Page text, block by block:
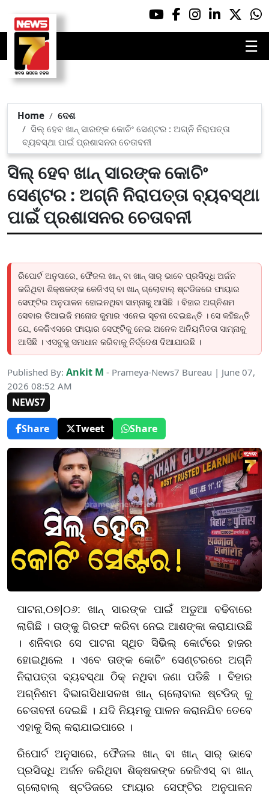
☰
Home
ଦେଶ
ସିଲ୍ ହେବ ଖାନ୍ ସାରଙ୍କ କୋଚିଂ ସେଣ୍ଟର : ଅଗ୍ନି ନିରାପତ୍ତା
ବ୍ୟବସ୍ଥା ପାଇଁ ପ୍ରଶାସନର ଚେତାବନୀ
ସିଲ୍ ହେବ ଖାନ୍ ସାରଙ୍କ କୋଚିଂ
ସେଣ୍ଟର : ଅଗ୍ନି ନିରାପତ୍ତା ବ୍ୟବସ୍ଥା
ପାଇଁ ପ୍ରଶାସନର ଚେତାବନୀ
ରିପୋର୍ଟ ଅନୁସାରେ, ଫୈଜଲ ଖାନ୍ ବା ଖାନ୍ ସାର୍ ଭାବେ ପ୍ରସିଦ୍ଧି ଅର୍ଜନ
କରିଥିବା ଶିକ୍ଷକଙ୍କ କେଜିଏସ୍ ବା ଖାନ୍ ଗ୍ଲୋବାଲ୍ ଷ୍ଟଡିଜରେ ଫାୟାର
ସେଫ୍ଟିର ଅନୁପାଳନ ହୋଇନଥିବା ସାମ୍ନାକୁ ଆସିଛି । ବିହାର ଅଗ୍ନିଶମ
ସେବାର ଡିଆଇଜି ମନୋଜ କୁମାର ଏନେଇ ସୂଚନା ଦେଇଛନ୍ତି । ସେ କହିଛନ୍ତି
ଯେ, କେଜିଏସରେ ଫାୟାର ସେଫ୍ଟିକୁ ନେଇ ଅନେକ ଅନିୟମିତତା ସାମ୍ନାକୁ
ଆସିଛି । ଏସବୁକୁ ସମାଧାନ କରିବାକୁ ନିର୍ଦ୍ଦେଶ ଦିଆଯାଇଛି ।
Published By: Ankit M - Prameya-News7 Bureau | June 07,
2026 08:52 AM
NEWS7
Share
Tweet Share
ପାଟନା,୦୭|୦୬: ଖାନ୍ ସାରଙ୍କ ପାଇଁ ଅଡୁଆ ବଢିବାରେ
ଲାଗିଛି । ତାଙ୍କୁ ଗିରଫ କରିବା ନେଇ ଆଶଙ୍କା କରାଯାଉଛି
। ଶନିବାର ସେ ପାଟନା ସ୍ଥିତ ସିଭିଲ୍ କୋର୍ଟରେ ହାଜର
ହୋଇଥିଲେ । ଏବେ ତାଙ୍କ କୋଚିଂ ସେଣ୍ଟରରେ ଅଗ୍ନି
ନିରାପତ୍ତା ବ୍ୟବସ୍ଥା ଠିକ୍ ନଥିବା ଜଣା ପଡିଛି । ବିହାର
ଅଗ୍ନିଶମ ବିଭାଗସିଧାସଳଖ ଖାନ୍ ଗ୍ଲୋବାଲ ଷ୍ଟଡିଜ୍ କୁ
ଚେତାବନୀ ଦେଇଛି । ଯଦି ନିୟମକୁ ପାଳନ କରାନଯିବ ତେବେ
ଏହାକୁ ସିଲ୍ କରାଯାଇପାରେ ।
ରିପୋର୍ଟ ଅନୁସାରେ, ଫୈଜଲ ଖାନ୍ ବା ଖାନ୍ ସାର୍ ଭାବେ
ପ୍ରସିଦ୍ଧି ଅର୍ଜନ କରିଥିବା ଶିକ୍ଷକଙ୍କ କେଜିଏସ୍ ବା ଖାନ୍
ଗ୍ଲୋବାଲ୍ ଷ୍ଟଡିଜରେ ଫାୟାର ସେଫ୍ଟିର ଅନୁପାଳନ